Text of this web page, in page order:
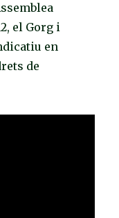
el Gorg i
en
de